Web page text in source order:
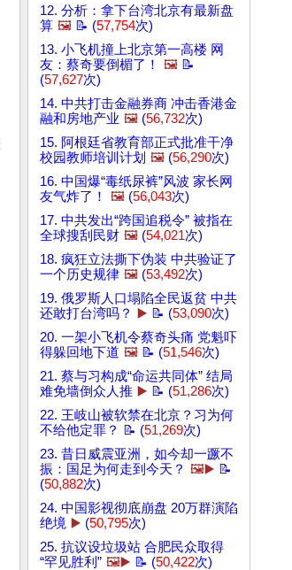
12. 分析：拿下台湾北京有最新盘
算 🖼️ 📝 (57,754次)
13. 小飞机撞上北京第一高楼 网
友：蔡奇要倒楣了！
🖼️ 📝
(57,627次)
14. 中共打击金融券商 冲击香港金
融和房地产业 🖼️ (56,732次)
15. 阿根廷省教育部正式批准干净
校园教师培训计划 🖼️ (56,290次)
16. 中国爆“毒纸尿裤”风波 家长网
友气炸了！
🖼️ (56,043次)
17. 中共发出“跨国追税令” 被指在
全球搜刮民财 🖼️ (54,021次)
18. 疯狂立法撕下伪装 中共验证了
一个历史规律 🖼️ (53,492次)
19. 俄罗斯人口塌陷全民返贫 中共
还敢打台湾吗？
▶️ 📝 (53,090次)
20. 一架小飞机令蔡奇头痛 党魁吓
得躲回地下道 🖼️ 📝 (51,546次)
21. 蔡与习构成“命运共同体” 结局
难免墙倒众人推 ▶️ 📝 (51,286次)
22. 王岐山被软禁在北京？习为何
不给他定罪？ 📝 (51,269次)
23. 昔日威震亚洲，如今却一蹶不
振：国足为何走到今天？ 🖼️▶️ 📝
(50,882次)
24. 中国影视彻底崩盘 20万群演陷
绝境 ▶️ (50,795次)
25. 抗议设垃圾站 合肥民众取得
“罕见胜利” 🖼️▶️ 📝 (50,422次)